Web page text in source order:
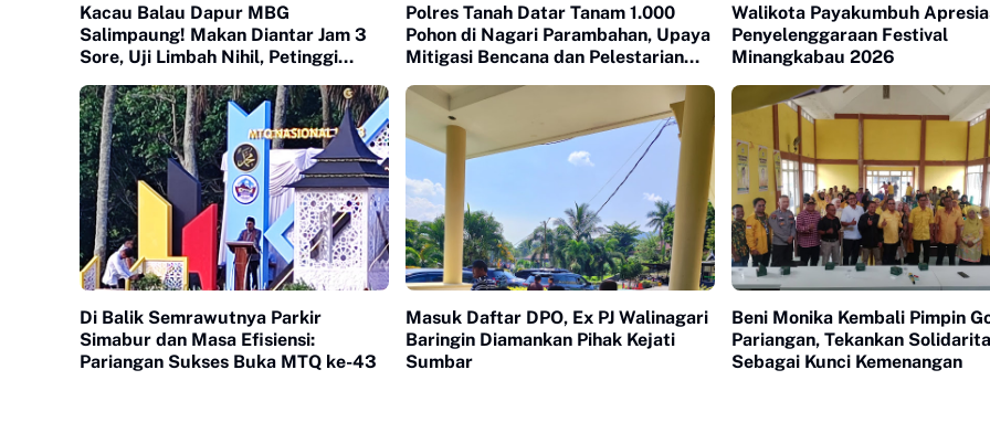
Kacau Balau Dapur MBG
Salimpaung! Makan Diantar Jam 3
Sore, Uji Limbah Nihil, Petinggi
Polres Tanah Datar Tanam 1.000
Pohon di Nagari Parambahan, Upaya
Mitigasi Bencana dan Pelestarian
Walikota Payakumbuh
Penyelenggaraan Festival
Minangkabau 2026
Di Balik Semrawutnya Parkir
Simabur dan Masa Efisiensi:
Pariangan Sukses Buka MTQ ke-43
Masuk Daftar DPO, Ex PJ Walinagari
Baringin Diamankan Pihak Kejati
Sumbar
Beni Monika Kembali Pimpin
Pariangan, Tekankan
Sebagai Kunci Kemenangan